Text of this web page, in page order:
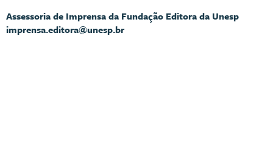
Assessoria de Imprensa da Fundação Editora da Unesp
imprensa.editora@unesp.br